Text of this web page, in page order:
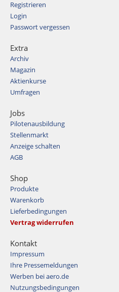
Registrieren
Login
Passwort vergessen
Extra
Archiv
Magazin
Aktienkurse
Umfragen
Jobs
Pilotenausbildung
Stellenmarkt
Anzeige schalten
AGB
Shop
Produkte
Warenkorb
Lieferbedingungen
Vertrag widerrufen
Kontakt
Impressum
Ihre Pressemeldungen
Werben bei aero.de
Nutzungsbedingungen